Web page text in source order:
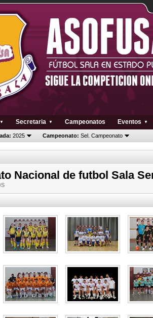
▼ Secretaria ▼ Campeonatos Eventos ▼
2025 Campeonato: Sel. Campeonato
Nacional de futbol Sala